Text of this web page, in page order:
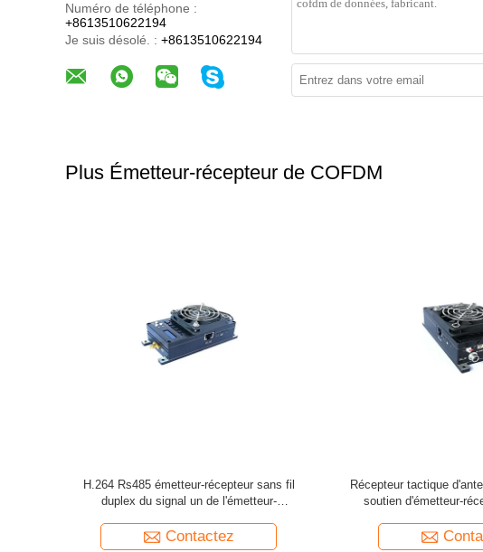
Numéro de téléphone :
+8613510622194
Je suis désolé. : +8613510622194
Plus Émetteur-récepteur de COFDM
Émetteur-récepteur de radio de l'Ethernet
RS232 de COFDM, émetteur-récepteur sans fil
Contactez
Émetteur-récepteur de
avec la réalisation en